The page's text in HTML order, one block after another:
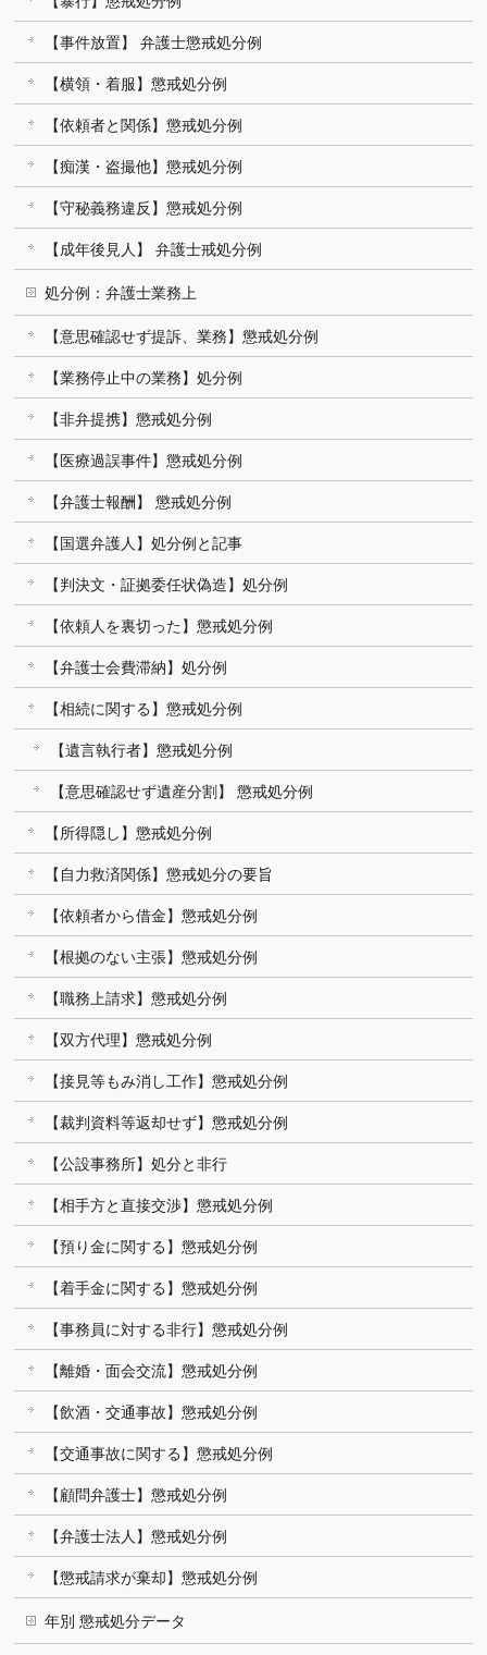
【事件放置】 弁護士懲戒処分例
【横領・着服】懲戒処分例
【依頼者と関係】懲戒処分例
【痴漢・盗撮他】懲戒処分例
【守秘義務違反】懲戒処分例
【成年後見人】 弁護士戒処分例
処分例：弁護士業務上
【意思確認せず提訴、業務】懲戒処分例
【業務停止中の業務】処分例
【非弁提携】懲戒処分例
【医療過誤事件】懲戒処分例
【弁護士報酬】 懲戒処分例
【国選弁護人】処分例と記事
【判決文・証拠委任状偽造】処分例
【依頼人を裏切った】懲戒処分例
【弁護士会費滞納】処分例
【相続に関する】懲戒処分例
【遺言執行者】懲戒処分例
【意思確認せず遺産分割】 懲戒処分例
【所得隠し】懲戒処分例
【自力救済関係】懲戒処分の要旨
【依頼者から借金】懲戒処分例
【根拠のない主張】懲戒処分例
【職務上請求】懲戒処分例
【双方代理】懲戒処分例
【接見等もみ消し工作】懲戒処分例
【裁判資料等返却せず】懲戒処分例
【公設事務所】処分と非行
【相手方と直接交渉】懲戒処分例
【預り金に関する】懲戒処分例
【着手金に関する】懲戒処分例
【事務員に対する非行】懲戒処分例
【離婚・面会交流】懲戒処分例
【飲酒・交通事故】懲戒処分例
【交通事故に関する】懲戒処分例
【顧問弁護士】懲戒処分例
【弁護士法人】懲戒処分例
【懲戒請求が棄却】懲戒処分例
年別 懲戒処分データ